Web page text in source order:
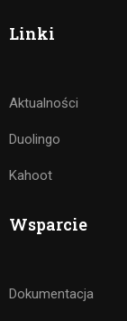
Linki
Aktualności
Duolingo
Kahoot
Wsparcie
Dokumentacja